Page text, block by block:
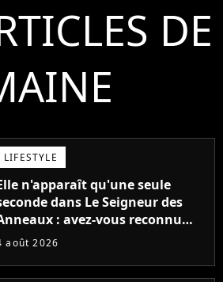
DE
LIFESTYLE
n'apparaît qu'une seule
dans Le Seigneur des
: avez-vous reconnu
légende du cinéma dans la
août 2026